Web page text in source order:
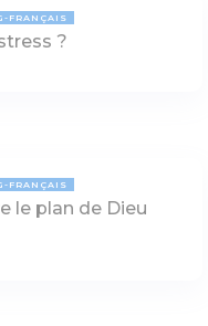
FRANÇAIS
?
FRANÇAIS
le plan de Dieu